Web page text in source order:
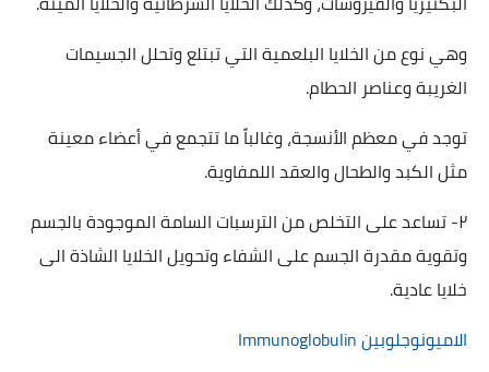
وهي نوع من الخلايا البلعمية التي تبتلع وتحلل الجسيمات
الغريبة وعناصر الحطام.
توجد في معظم الأنسجة، وغالباً ما تتجمع في أعضاء معينة
مثل الكبد والطحال والعقد اللمفاوية.
٢- تساعد على التخلص من الترسبات السامة الموجودة بالجسم
وتقوية مقدرة الجسم على الشفاء وتحويل الخلايا الشاذة الى
خلايا عادية.
الاميونوجلوبين Immunoglobulin